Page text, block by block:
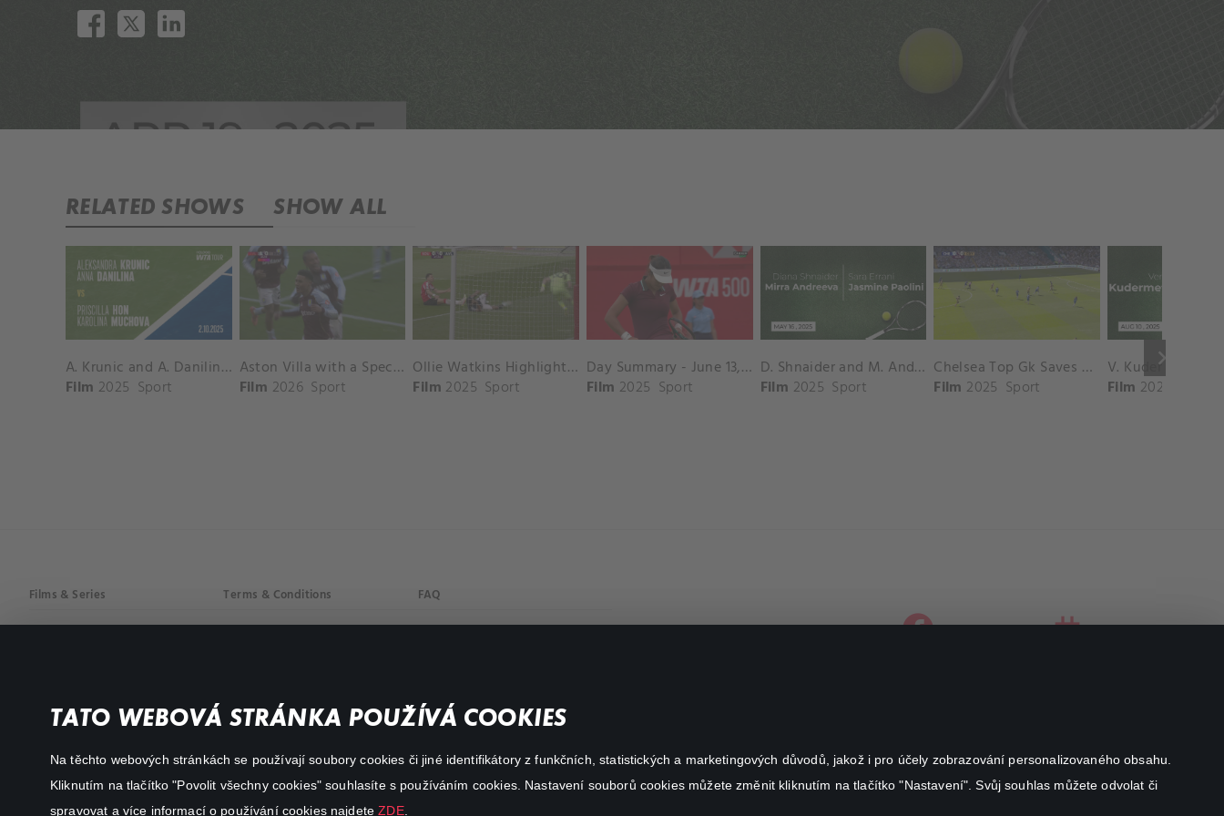
TATO WEBOVÁ STRÁNKA POUŽÍVÁ COOKIES
Na těchto webových stránkách se používají soubory cookies či jiné identifikátory z funkčních, statistických a marketingových důvodů, jakož i pro účely zobrazování personalizovaného obsahu.
Kliknutím na tlačítko "Povolit všechny cookies" souhlasíte s používáním cookies. Nastavení souborů cookies můžete změnit kliknutím na tlačítko "Nastavení". Svůj souhlas můžete odvolat či
spravovat a více informací o používání cookies najdeteZDE.
RELATED SHOWS SHOW ALL
keyboard_arrow_right
A. Krunic and A. Danilina vs. P. Hon and K. Muchova Match Highlights - BEIJING_Capital Group Diamond ( October 02, 2025)
Film 2025 Sport
Aston Villa with a Spectacular Goal vs. Nottingham Forest
Film 2026 Sport
Ollie Watkins Highlights vs. Southampton
Film 2025 Sport
Day Summary - June 13, 2025
Film 2025 Sport
D. Shnaider and M. Andreeva vs. S. Errani and J. Paolini Match Highlights - ROME_Campo Centrale ( May 16, 2025)
Film 2025 Sport
Chelsea Top Gk Saves vs. Crystal Palace
Film 2025 Sport Film 2025
Films & Series
Action
Terms & Conditions FAQ
facebookinstagram
Canal+ Luxembourg S. à r.l. se sídlem Rue Albert Borschette 4,